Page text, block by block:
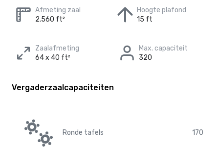
Afmeting zaal
2.560 ft²
Hoogte plafond
15 ft
Zaalafmeting
64 x 40 ft²
Max. capaciteit
320
Vergaderzaalcapaciteiten
Ronde tafels 170